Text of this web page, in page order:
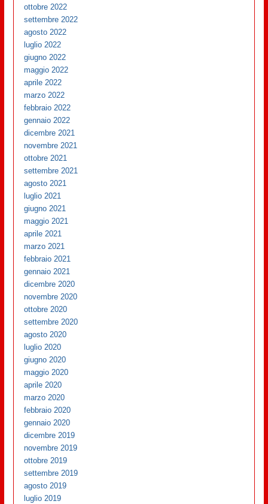
ottobre 2022
settembre 2022
agosto 2022
luglio 2022
giugno 2022
maggio 2022
aprile 2022
marzo 2022
febbraio 2022
gennaio 2022
dicembre 2021
novembre 2021
ottobre 2021
settembre 2021
agosto 2021
luglio 2021
giugno 2021
maggio 2021
aprile 2021
marzo 2021
febbraio 2021
gennaio 2021
dicembre 2020
novembre 2020
ottobre 2020
settembre 2020
agosto 2020
luglio 2020
giugno 2020
maggio 2020
aprile 2020
marzo 2020
febbraio 2020
gennaio 2020
dicembre 2019
novembre 2019
ottobre 2019
settembre 2019
agosto 2019
luglio 2019